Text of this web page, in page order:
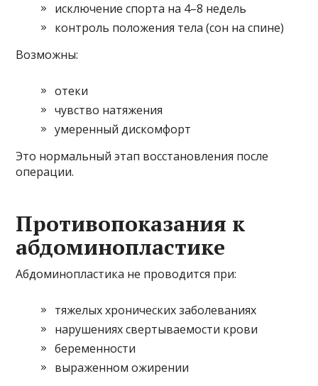
исключение спорта на 4–8 недель
контроль положения тела (сон на спине)
Возможны:
отеки
чувство натяжения
умеренный дискомфорт
Это нормальный этап восстановления после
операции.
Противопоказания к
абдоминопластике
Абдоминопластика не проводится при:
тяжелых хронических заболеваниях
нарушениях свертываемости крови
беременности
выраженном ожирении